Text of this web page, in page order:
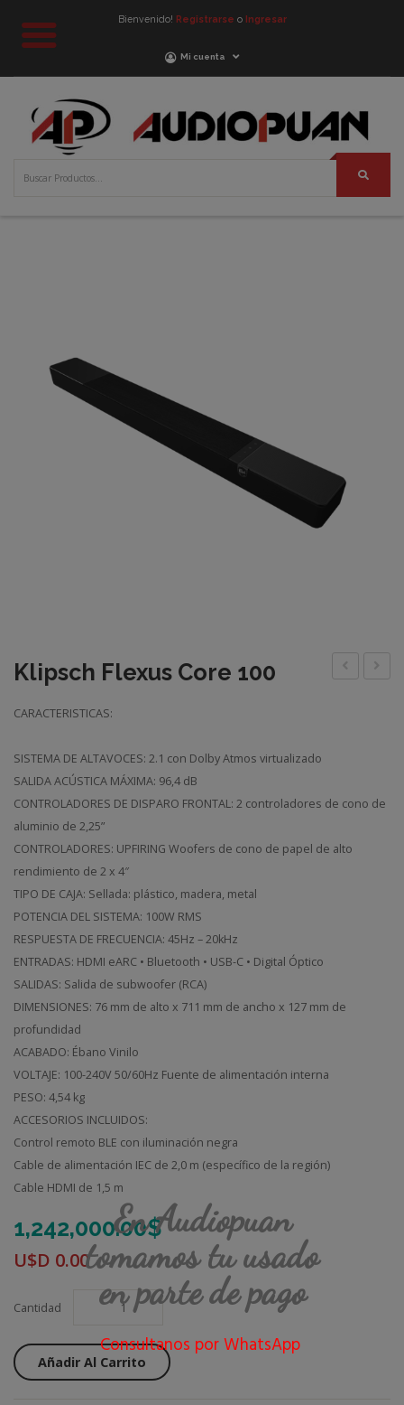
Bienvenido! Registrarse o Ingresar
Mi cuenta
Klipsch Flexus Core 100
CARACTERISTICAS:
SISTEMA DE ALTAVOCES: 2.1 con Dolby Atmos virtualizado
SALIDA ACÚSTICA MÁXIMA: 96,4 dB
CONTROLADORES DE DISPARO FRONTAL: 2 controladores de cono de
aluminio de 2,25”
CONTROLADORES: UPFIRING Woofers de cono de papel de alto
rendimiento de 2 x 4″
TIPO DE CAJA: Sellada: plástico, madera, metal
POTENCIA DEL SISTEMA: 100W RMS
RESPUESTA DE FRECUENCIA: 45Hz – 20kHz
ENTRADAS: HDMI eARC • Bluetooth • USB-C • Digital Óptico
SALIDAS: Salida de subwoofer (RCA)
DIMENSIONES: 76 mm de alto x 711 mm de ancho x 127 mm de
profundidad
ACABADO: Ébano Vinilo
VOLTAJE: 100-240V 50/60Hz Fuente de alimentación interna
PESO: 4,54 kg
ACCESORIOS INCLUIDOS:
Control remoto BLE con iluminación negra
Cable de alimentación IEC de 2,0 m (específico de la región)
Cable HDMI de 1,5 m
1,242,000.00$
U$D 0.00
Cantidad
Añadir Al Carrito
En Audiopuan
tomamos tu usado
en parte de pago
Consultanos por WhatsApp